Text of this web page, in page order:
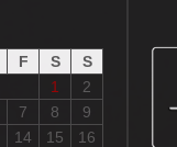
F S
S
1
2
7 8
9
14 15 16